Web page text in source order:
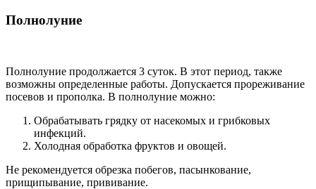
Полнолуние
Полнолуние продолжается 3 суток. В этот период, также
возможны определенные работы. Допускается прореживание
посевов и прополка. В полнолуние можно:
Обрабатывать грядку от насекомых и грибковых
инфекций.
Холодная обработка фруктов и овощей.
Не рекомендуется обрезка побегов, пасынкование,
прищипывание, прививание.